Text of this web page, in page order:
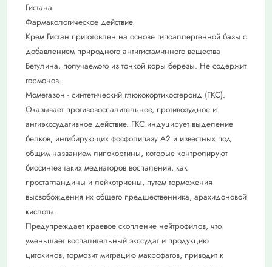
Гистана
Фармакологическое действие
Крем Гистан приготовлен на основе гипоаллергенной базы с
добавлением природного антигистаминного вещества
Бетулина, получаемого из тонкой коры березы. Не содержит
гормонов.
Мометазон - синтетический глюкокортикостероид (ГКС).
Оказывает противовоспалительное, противозудное и
антиэкссудативное действие. ГКС индуцирует выделение
белков, ингибирующих фосфолипазу А2 и известных под
общим названием липокортины, которые контролируют
биосинтез таких медиаторов воспаления, как
простагландины и лейкотриены, путем торможения
высвобождения их общего предшественника, арахидоновой
кислоты.
Предупреждает краевое скопление нейтрофилов, что
уменьшает воспалительный экссудат и продукцию
цитокинов, тормозит миграцию макрофагов, приводит к